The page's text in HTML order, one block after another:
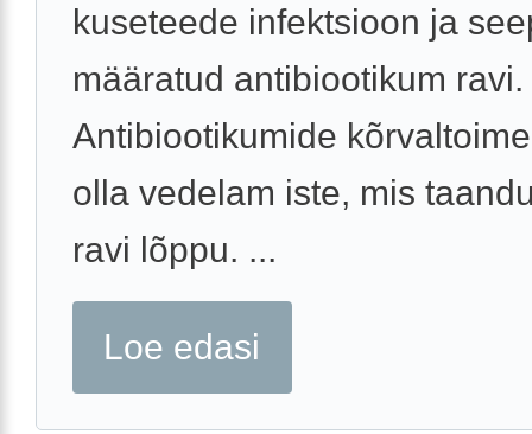
kuseteede infektsioon ja
määratud antibiootikum ravi.
Antibiootikumide
olla vedelam iste, mis
ravi lõppu. ...
Loe edasi